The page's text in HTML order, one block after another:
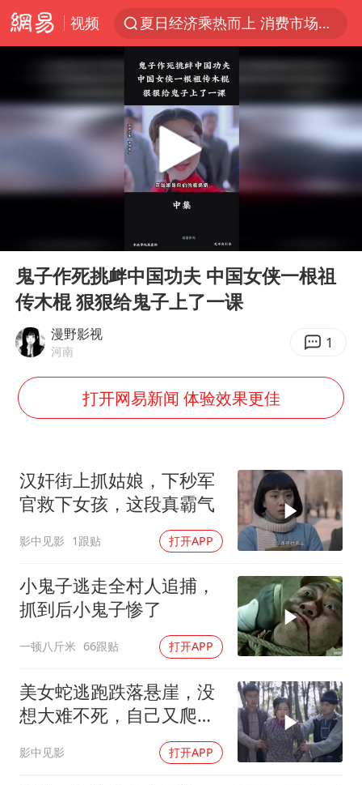
视频
夏日经济乘热而上 消费市场向新而行
白海豚对华东华北影响会大于巴威
央视新主播李秋莹母校发文祝贺
独闯南太行的失联女生最后轨迹已确认
浙江近300条预警生效中 今夜大部暴雨
上海全力守护市民“菜篮子”
猫咪过火把节被抹成黑猫
曹颖儿子首次演长剧
“开学三件套”全线暴涨
总书记点赞的非遗苗绣焕发新生机
Play
鬼子作死挑衅中国功夫 中国女侠一根祖
传木棍 狠狠给鬼子上了一课
漫野影视
河南 1
打开网易新闻 体验效果更佳
汉奸街上抓姑娘，下秒军
官救下女孩，这段真霸气
影中见影 1跟贴 打开APP
小鬼子逃走全村人追捕，
抓到后小鬼子惨了
一顿八斤米 66跟贴 打开APP
美女蛇逃跑跌落悬崖，没
想大难不死，自己又爬了
影中见影 打开APP